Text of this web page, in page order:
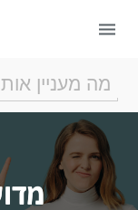
דף הבית
חיפוש חדש